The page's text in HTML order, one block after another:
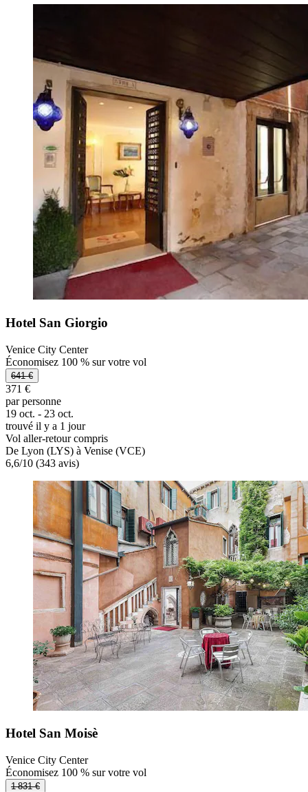
Hotel San Giorgio
Venice City Center
Économisez 100 % sur votre vol
641 €
371 €
par personne
19 oct. - 23 oct.
trouvé il y a 1 jour
Vol aller-retour compris
De Lyon (LYS) à Venise (VCE)
6,6/10 (343 avis)
Hotel San Moisè
Venice City Center
Économisez 100 % sur votre vol
1 831 €